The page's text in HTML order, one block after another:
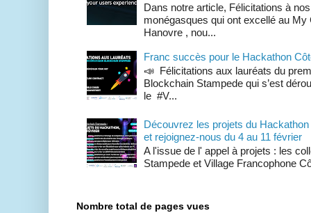
Dans notre article, Félicitations à
monégasques qui ont excellé au My
Hanovre , nou...
Franc succès pour le Hackathon
📣 Félicitations aux lauréats du
Blockchain Stampede qui s’est
le #V...
Découvrez les projets du
et rejoignez-nous du 4 au 11 février
A l'issue de l' appel à projets : les
Stampede et Village Francophone
Nombre total de pages vues